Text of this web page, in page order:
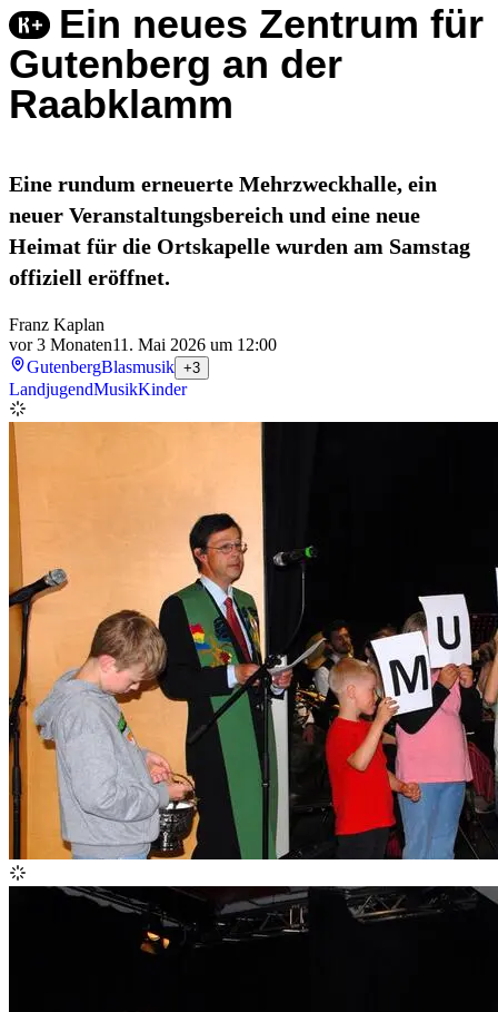
Ein neues Zentrum für
Gutenberg an der
Raabklamm
Eine rundum erneuerte Mehrzweckhalle, ein
neuer Veranstaltungsbereich und eine neue
Heimat für die Ortskapelle wurden am Samstag
offiziell eröffnet.
Franz Kaplan
vor 3 Monaten11. Mai 2026 um 12:00
GutenbergBlasmusik +3
LandjugendMusikKinder